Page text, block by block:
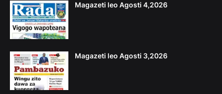
Magazeti leo Agosti 4,2026
Magazeti leo Agosti 3,2026